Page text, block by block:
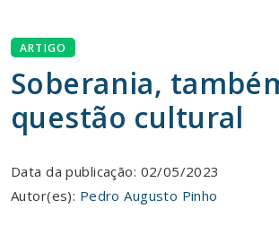
ARTIGO
Soberania,
questão cultural
Data da publicação: 02/05/2023
Autor(es): Pedro Augusto Pinho